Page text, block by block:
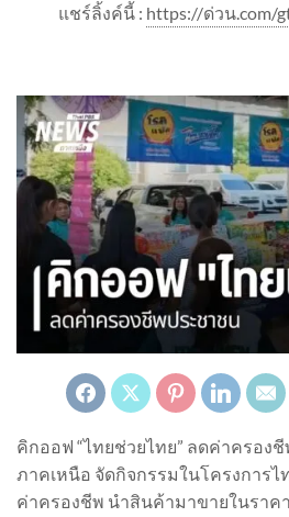
แชร์ลิ้งค์นี้ : https://ด่วน.com/
คิกออฟ “ไทยช่วยไทย” ลดค่าครอง
ภาคเหนือ จัดกิจกรรมในโครงการไ
ค่าครองชีพ นำสินค้ามาขายในราค